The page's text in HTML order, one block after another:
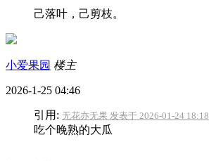
己落叶，己剪枝。
小爱果园 楼主
2026-1-25 04:46
引用: 无花亦无果 发表于 2026-01-24 18:18
吃个晚熟的大瓜